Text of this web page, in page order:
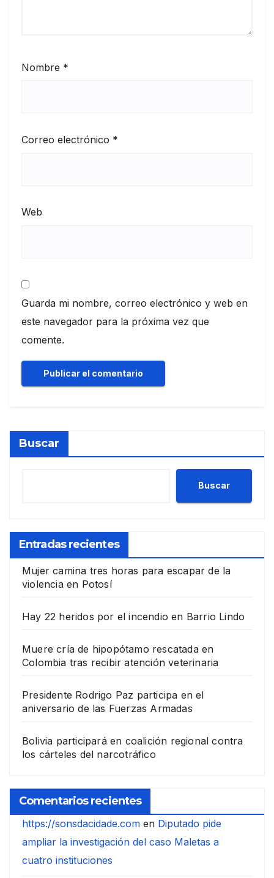
Nombre *
Correo electrónico *
Web
Guarda mi nombre, correo electrónico y web en
este navegador para la próxima vez que
comente.
Buscar
Buscar
Entradas recientes
Mujer camina tres horas para escapar de la
violencia en Potosí
Hay 22 heridos por el incendio en Barrio Lindo
Muere cría de hipopótamo rescatada en
Colombia tras recibir atención veterinaria
Presidente Rodrigo Paz participa en el
aniversario de las Fuerzas Armadas
Bolivia participará en coalición regional contra
los cárteles del narcotráfico
Comentarios recientes
https://sonsdacidade.com en Diputado pide
ampliar la investigación del caso Maletas a
cuatro instituciones